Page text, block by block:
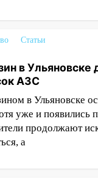
частной
сокрытие
приговор
за
Статьи
в Ульяновске
АЗС
в Ульяновске
уже и появились
продолжают
а